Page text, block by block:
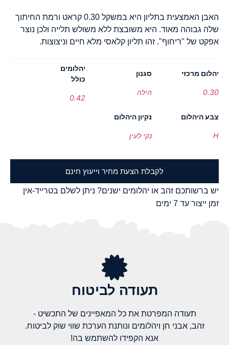
האבן האמצעית בתליון היא במשקל 0.30 קראט ורמת החיתוך
שלה גבוהה מאוד. היא משובצת ללא משולש תלייה ולכן נוצר
אפקט של "ריחוף". זהו תליון קלאסי מלא חיים וניצוצות.
יהלום מרכזי
0.30
סגנון
הילה
יהלומים
כולל
0.42
צבע היהלום
H
נקיון היהלום
נקי לעין
לקבלת הצעת מחיר וייעוץ חינם
יש ברשותכם זהב או יהלומים ישנים? ניתן לשלם בטרייד-אין
זמן ייצור עד 7 ימים
תעודה לביטוח
תעודה המפרטת את כל המאפיינים של התכשיט -
זהב, אבני חן ויהלומים ונותנת הערכת שווי שוק לביטוח.
אנא הקפידו להשתמש בה!